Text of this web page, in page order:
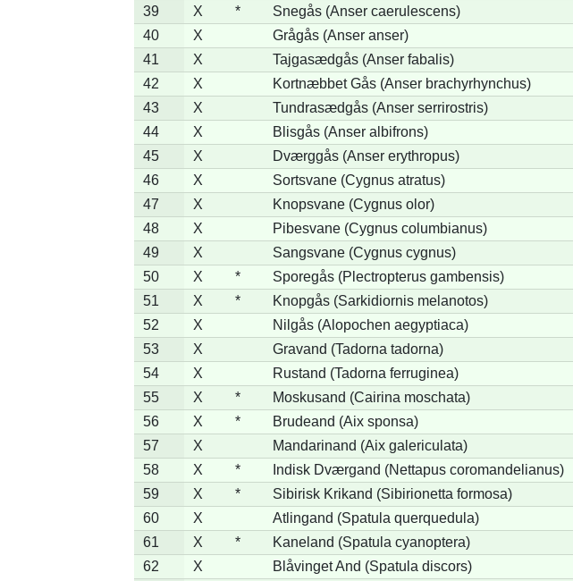
39
X *
Snegås (Anser caerulescens)
40
X
Grågås (Anser anser)
41
X
Tajgasædgås (Anser fabalis)
42
X
Kortnæbbet Gås (Anser brachyrhynchus)
43
X
Tundrasædgås (Anser serrirostris)
44
X
Blisgås (Anser albifrons)
45
X
Dværggås (Anser erythropus)
46
X
Sortsvane (Cygnus atratus)
47
X
Knopsvane (Cygnus olor)
48
X
Pibesvane (Cygnus columbianus)
49
X
Sangsvane (Cygnus cygnus)
50
X *
Sporegås (Plectropterus gambensis)
51
X *
Knopgås (Sarkidiornis melanotos)
52
X
Nilgås (Alopochen aegyptiaca)
53
X
Gravand (Tadorna tadorna)
54
X
Rustand (Tadorna ferruginea)
55
X * Moskusand (Cairina moschata)
56
X *
Brudeand (Aix sponsa)
57
X
Mandarinand (Aix galericulata)
58
X *
Indisk Dværgand (Nettapus coromandelianus)
59
X *
Sibirisk Krikand (Sibirionetta formosa)
60
X
Atlingand (Spatula querquedula)
61
X *
Kaneland (Spatula cyanoptera)
62
X
Blåvinget And (Spatula discors)